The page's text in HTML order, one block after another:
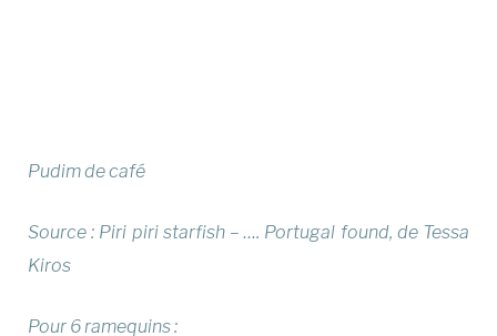
Pudim de café
Source : Piri piri starfish – …. Portugal found, de Tessa
Kiros
Pour 6 ramequins :